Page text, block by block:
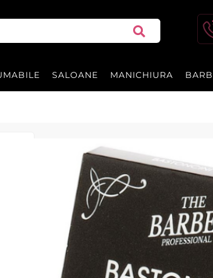
SALOANE MANICHIURA
Betisoare
Set 20 betisoare hemostatice pentru
Adăugați recenzia
Cod produs: EXA94